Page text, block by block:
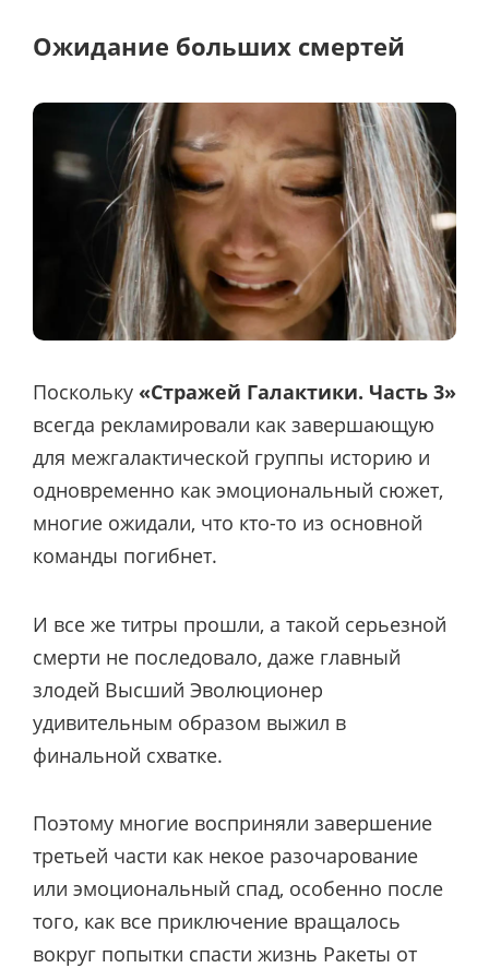
Ожидание больших смертей
Поскольку «Стражей Галактики. Часть 3»
всегда рекламировали как завершающую
для межгалактической группы историю и
одновременно как эмоциональный сюжет,
многие ожидали, что кто-то из основной
команды погибнет.
И все же титры прошли, а такой серьезной
смерти не последовало, даже главный
злодей Высший Эволюционер
удивительным образом выжил в
финальной схватке.
Поэтому многие восприняли завершение
третьей части как некое разочарование
или эмоциональный спад, особенно после
того, как все приключение вращалось
вокруг попытки спасти жизнь Ракеты от